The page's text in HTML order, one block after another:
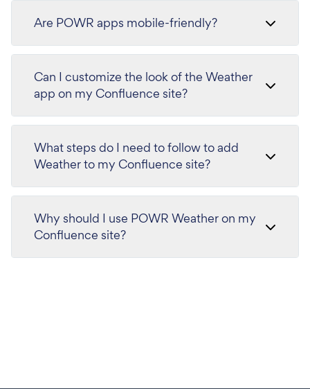
Are POWR apps mobile-friendly?
Can I customize the look of the Weather
app on my Confluence site?
What steps do I need to follow to add
Weather to my Confluence site?
Why should I use POWR Weather on my
Confluence site?